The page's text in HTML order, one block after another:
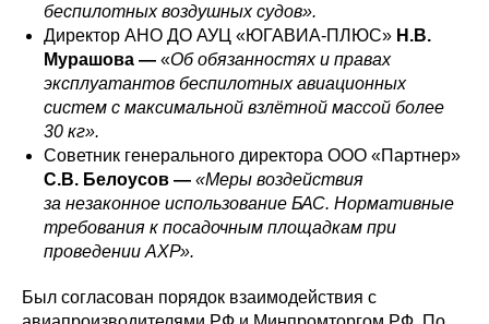
беспилотных воздушных судов».
Директор АНО ДО АУЦ «ЮГАВИА-ПЛЮС» Н.В.
Мурашова — «Об обязанностях и правах
эксплуатантов беспилотных авиационных
систем с максимальной взлётной массой более
30 кг».
Советник генерального директора ООО «Партнер»
С.В. Белоусов — «Меры воздействия
за незаконное использование БАС. Нормативные
требования к посадочным площадкам при
проведении АХР».
Был согласован порядок взаимодействия с